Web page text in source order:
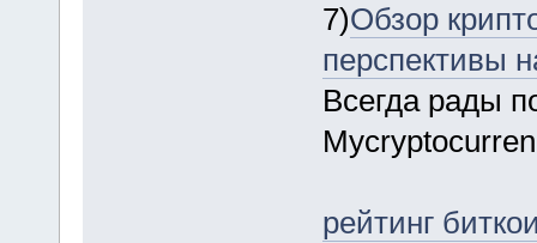
7)Обзор
перспективы
Всегда рады
рейтинг